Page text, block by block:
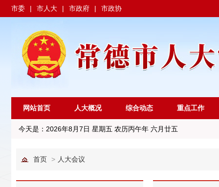
市委 | 市人大 | 市政府 | 市政协
网站首页 人大概况 综合动态 重点工作
今天是： 2026年8月7日 星期五 农历丙午年 六月廿五
首页 > 人大会议